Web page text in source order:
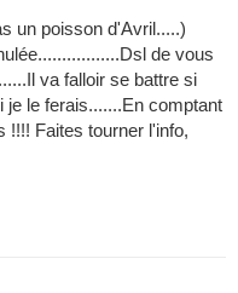
un poisson d'Avril.....)
de vous
va falloir se battre si
le ferais.......En comptant
!!!! Faites tourner l'info,